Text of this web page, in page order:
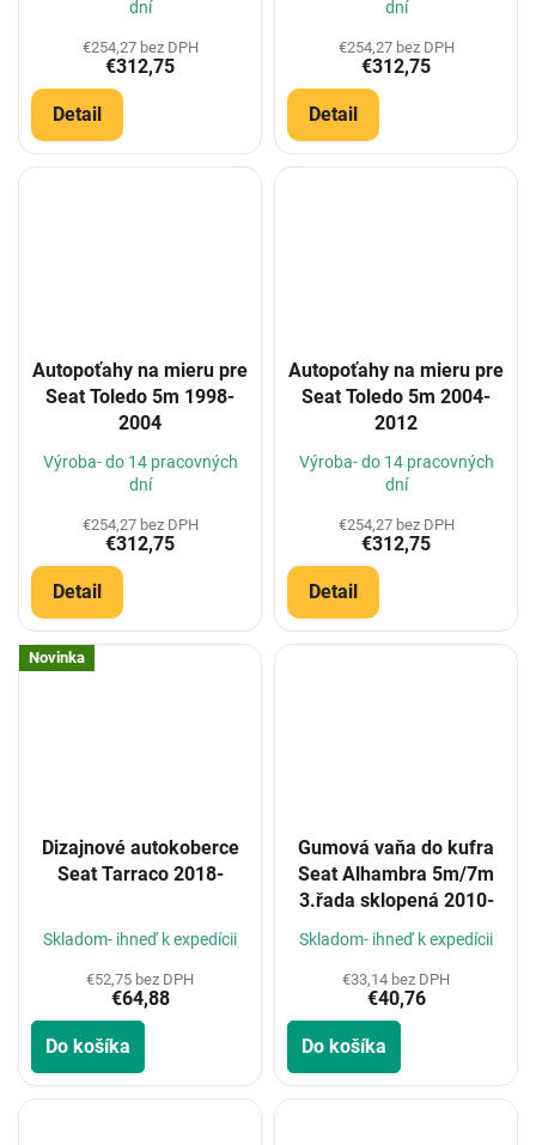
dní
€254,27 bez DPH
€312,75
Detail
dní
€254,27 bez DPH
€312,75
Detail
Autopoťahy na mieru pre
Seat Toledo 5m 1998-
2004
Výroba- do 14 pracovných
dní
€254,27 bez DPH
€312,75
Detail
Autopoťahy na mieru pre
Seat Toledo 5m 2004-
2012
Výroba- do 14 pracovných
dní
€254,27 bez DPH
€312,75
Detail
Novinka
Dizajnové autokoberce
Seat Tarraco 2018-
Skladom- ihneď k expedícii
€52,75 bez DPH
€64,88
Do košíka
Gumová vaňa do kufra
Seat Alhambra 5m/7m
3.řada sklopená 2010-
Skladom- ihneď k expedícii
€33,14 bez DPH
€40,76
Do košíka